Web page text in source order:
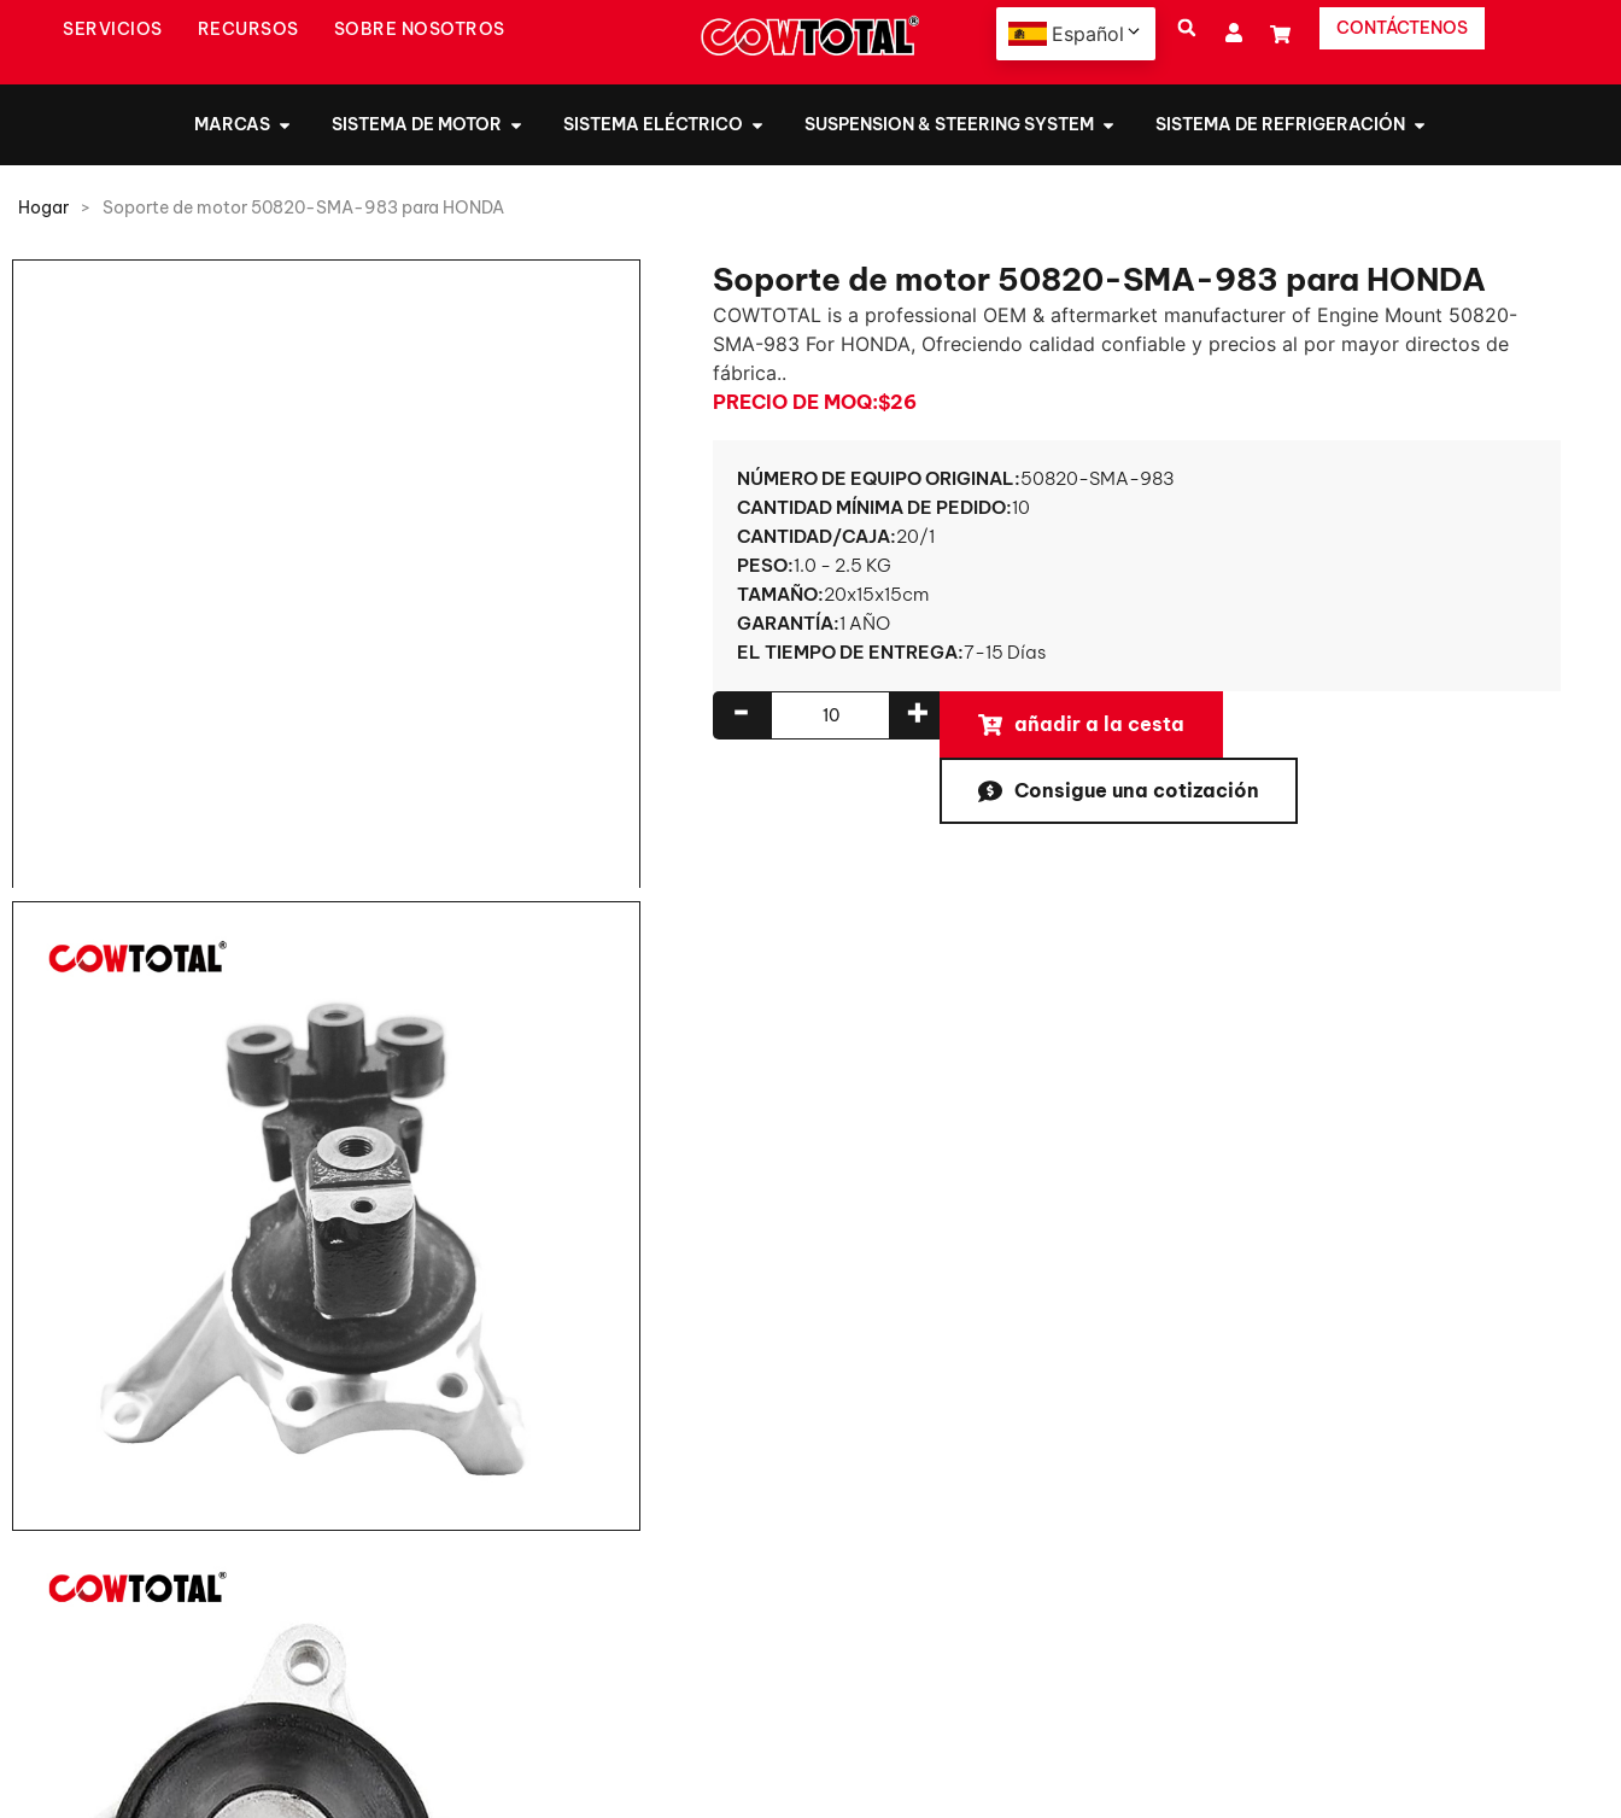
SERVICIOS RECURSOS SOBRE NOSOTROS Español CONTÁCTENOS
MARCAS SISTEMA DE MOTOR SISTEMA ELÉCTRICO SUSPENSION & STEERING SYSTEM SISTEMA DE REFRIGERACIÓN
Hogar > Soporte de motor 50820-SMA-983 para HONDA
Soporte de motor 50820-SMA-983 para HONDA
COWTOTAL is a professional OEM & aftermarket manufacturer of Engine Mount 50820-
SMA-983 For HONDA, Ofreciendo calidad confiable y precios al por mayor directos de
fábrica..
PRECIO DE MOQ:$26
NÚMERO DE EQUIPO ORIGINAL:50820-SMA-983
CANTIDAD MÍNIMA DE PEDIDO:10
CANTIDAD/CAJA:20/1
PESO:1.0 - 2.5 KG
TAMAÑO:20x15x15cm
GARANTÍA:1 AÑO
EL TIEMPO DE ENTREGA:7-15 Días
+
- añadir a la cesta
Consigue una cotización